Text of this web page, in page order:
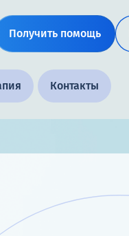
Получить помощь
Контакты